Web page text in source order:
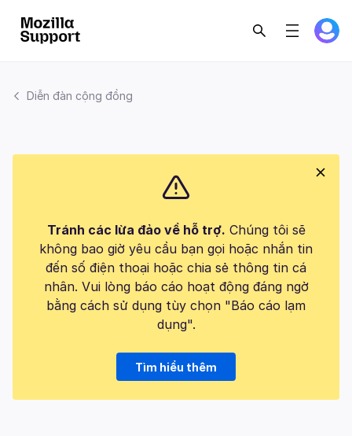
Diễn đàn cộng đồng
Tránh các lừa đảo về hỗ trợ. Chúng tôi sẽ
không bao giờ yêu cầu bạn gọi hoặc nhắn tin
đến số điện thoại hoặc chia sẻ thông tin cá
nhân. Vui lòng báo cáo hoạt động đáng ngờ
bằng cách sử dụng tùy chọn "Báo cáo lạm
dụng".
Tìm hiểu thêm